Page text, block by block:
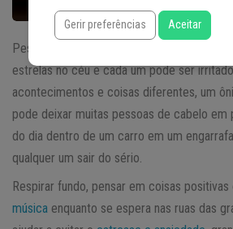
Pessoas possuem tantas
estrelas no céu e cada um pode ser
acontecimentos e coisas diferentes, um
pode deixar muitas pessoas de cabelo em
do dia dentro de um carro em um
qualquer um sair do sério.
Respirar fundo, pensar em coisas positivas
música enquanto se espera nas ruas das
Gerir preferências Aceitar